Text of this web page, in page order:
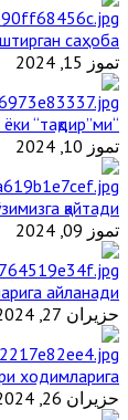
саҳоба
تموز 15, 2024
“Ҳизр”ми ёки “тақдир”ми?
تموز 10, 2024
қайтади
تموز 09, 2024
айланади
حزيران 27, 2024
ходимларига
حزيران 26, 2024